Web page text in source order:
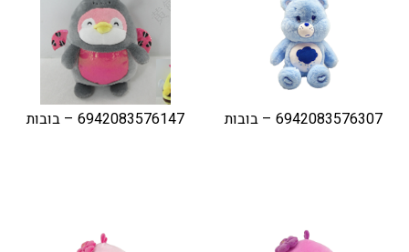
6942083576307 – בובות 6942083576147 – בובות